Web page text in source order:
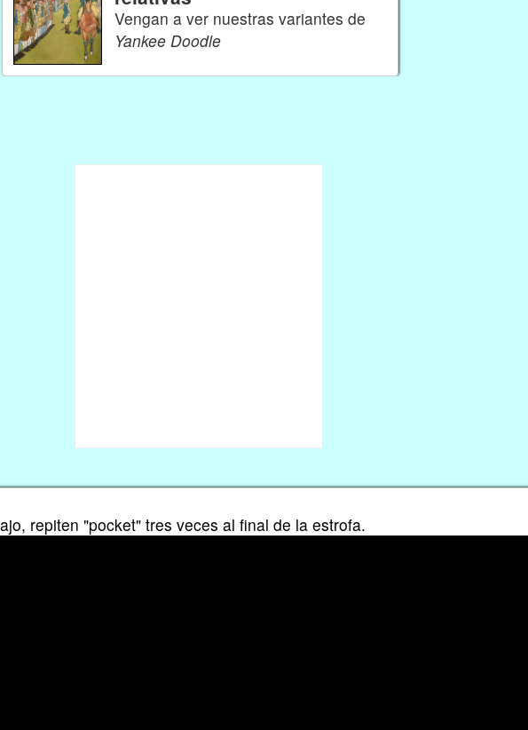
Vengan a ver nuestras variantes de
Yankee Doodle
repiten "pocket" tres veces al final de la estrofa.